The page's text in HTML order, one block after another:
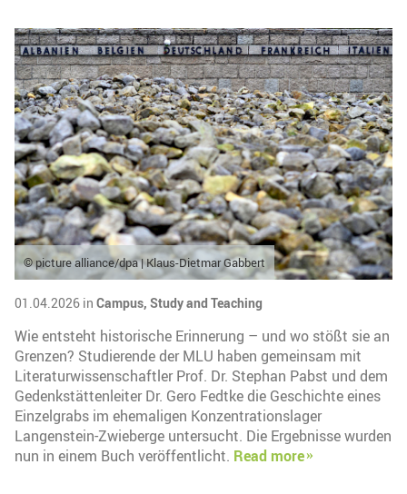
© picture alliance/dpa | Klaus-Dietmar Gabbert
01.04.2026 in Campus, Study and Teaching
Wie entsteht historische Erinnerung – und wo stößt sie an
Grenzen? Studierende der MLU haben gemeinsam mit
Literaturwissenschaftler Prof. Dr. Stephan Pabst und dem
Gedenkstättenleiter Dr. Gero Fedtke die Geschichte eines
Einzelgrabs im ehemaligen Konzentrationslager
Langenstein-Zwieberge untersucht. Die Ergebnisse wurden
nun in einem Buch veröffentlicht. Read more